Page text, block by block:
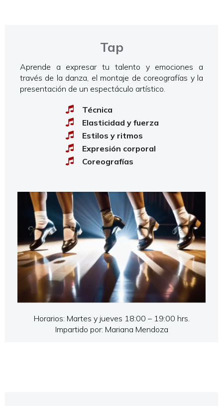
Tap
Aprende a expresar tu talento y emociones a
través de la danza, el montaje de coreografías y la
presentación de un espectáculo artístico.
Técnica
Elasticidad y fuerza
Estilos y ritmos
Expresión corporal
Coreografías
Horarios: Martes y jueves 18:00 – 19:00 hrs.
Impartido por: Mariana Mendoza